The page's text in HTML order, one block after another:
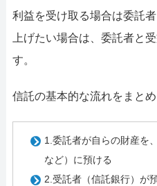
利益を受け取る場合は委託
上げたい場合は、委託者と
す。
信託の基本的な流れをまとめ
1.委託者が自らの財産を
など）に預ける
2.受託者（信託銀行）が